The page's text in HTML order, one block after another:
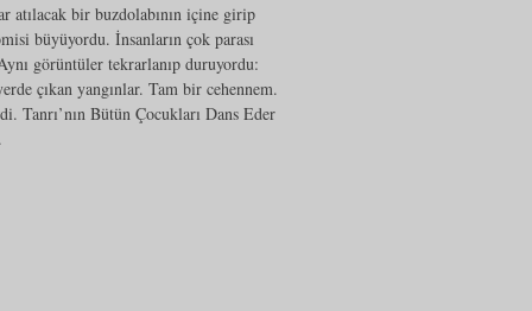
atılacak bir buzdolabının içine girip
büyüyordu. İnsanların çok parası
görüntüler tekrarlanıp duruyordu:
çıkan yangınlar. Tam bir cehennem.
Tanrı’nın Bütün Çocukları Dans Eder